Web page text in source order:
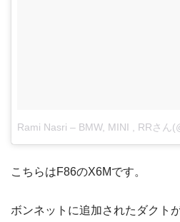
こちらはF86のX6Mです。
ボンネットに追加されたダクト